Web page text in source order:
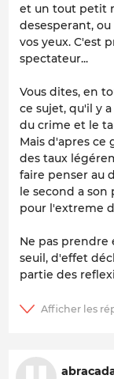
et un tout petit
desesperant,
vos yeux. C'est
spectateur...
Vous dites, en
ce sujet, qu'il y
du crime et le
Mais d'apres ce
des taux
faire penser au
le second a
pour l'extreme
Ne pas
seuil, d'effet
partie des